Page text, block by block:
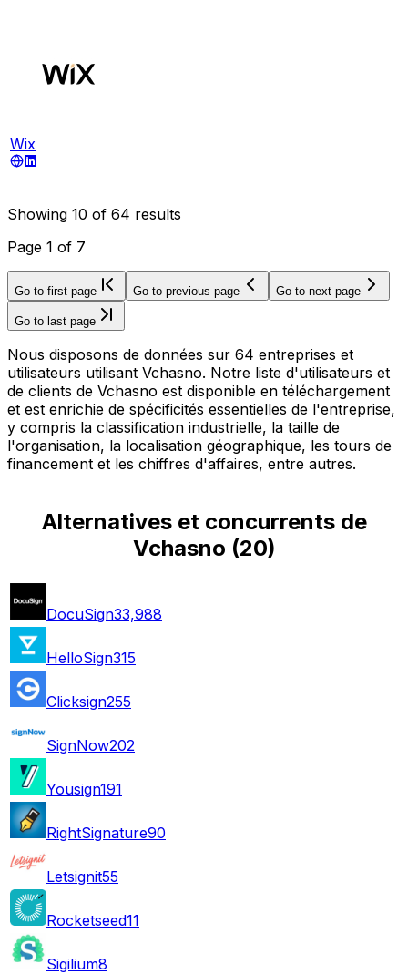
Wix
Showing 10 of 64 results
Page 1 of 7
Go to first page Go to previous page Go to next page
Go to last page
Nous disposons de données sur 64 entreprises et
utilisateurs utilisant Vchasno. Notre liste d'utilisateurs et
de clients de Vchasno est disponible en téléchargement
et est enrichie de spécificités essentielles de l'entreprise,
y compris la classification industrielle, la taille de
l'organisation, la localisation géographique, les tours de
financement et les chiffres d'affaires, entre autres.
Alternatives et concurrents de
Vchasno (20)
DocuSign33,988
HelloSign315
Clicksign255
SignNow202
Yousign191
RightSignature90
Letsignit55
Rocketseed11
Sigilium8